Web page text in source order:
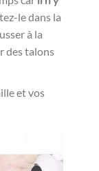
le dans la
à la
des talons
et vos